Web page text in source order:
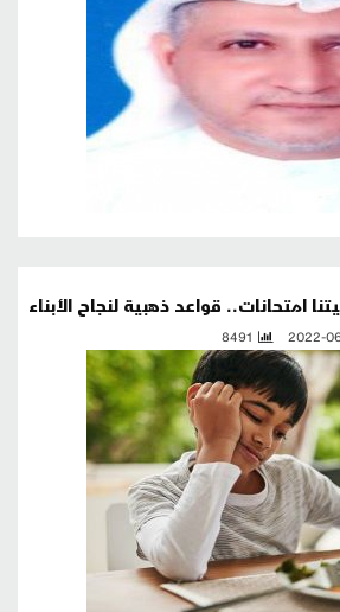
امتحانات.. قواعد ذهبية لنجاح الأبناء
2022-
8491